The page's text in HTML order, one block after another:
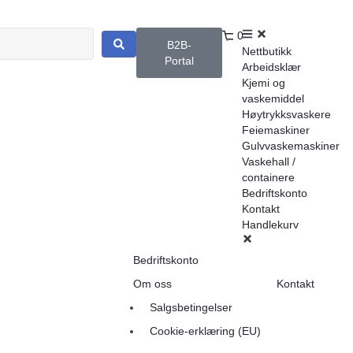
B2B-
Portal
0
Nettbutikk
Arbeidsklær
Kjemi og
vaskemiddel
Høytrykksvaskere
Feiemaskiner
Gulvvaskemaskiner
Vaskehall /
containere
Bedriftskonto
Kontakt
Handlekurv
Bedriftskonto
Om oss
Salgsbetingelser
Cookie-erklæring (EU)
Kontakt